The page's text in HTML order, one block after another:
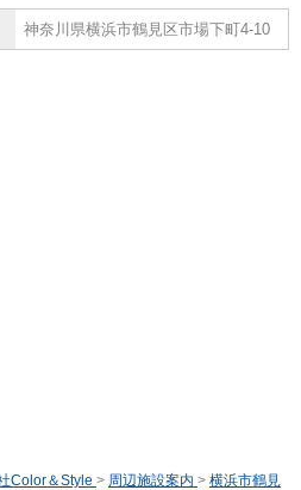
神奈川県横浜市鶴見区市場下町4-10
Color＆Style > 周辺施設案内 > 横浜市鶴見